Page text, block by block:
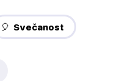
🎈 Svečanost